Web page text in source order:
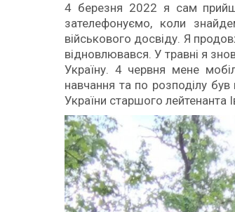
4 березня 2022 я сам
зателефонуємо, коли
військового досвіду. Я
відновлювався. У травні я
Україну. 4 червня мене
навчання та по розподілу
України старшого лейтенанта